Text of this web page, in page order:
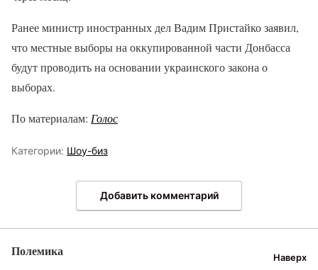
Ранее министр иностранных дел Вадим Пристайко заявил,
что местные выборы на оккупированной части Донбасса
будут проводить на основании украинского закона о
выборах.
По материалам: Голос
Категории: Шоу-биз
Добавить комментарий
Полемика Наверх